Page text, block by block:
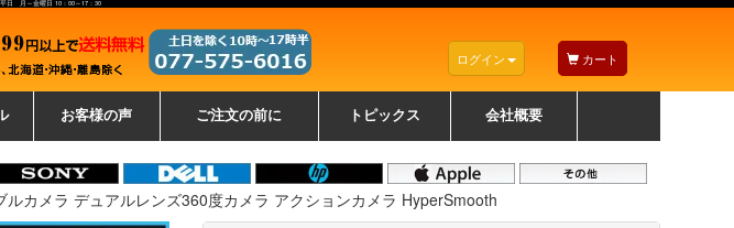
月～金曜日 10：00～17：30
ログイン カート
お客様の声 ご注文の前に トピックス 会社概要
カメラ デュアルレンズ360度カメラ アクションカメラ HyperSmooth